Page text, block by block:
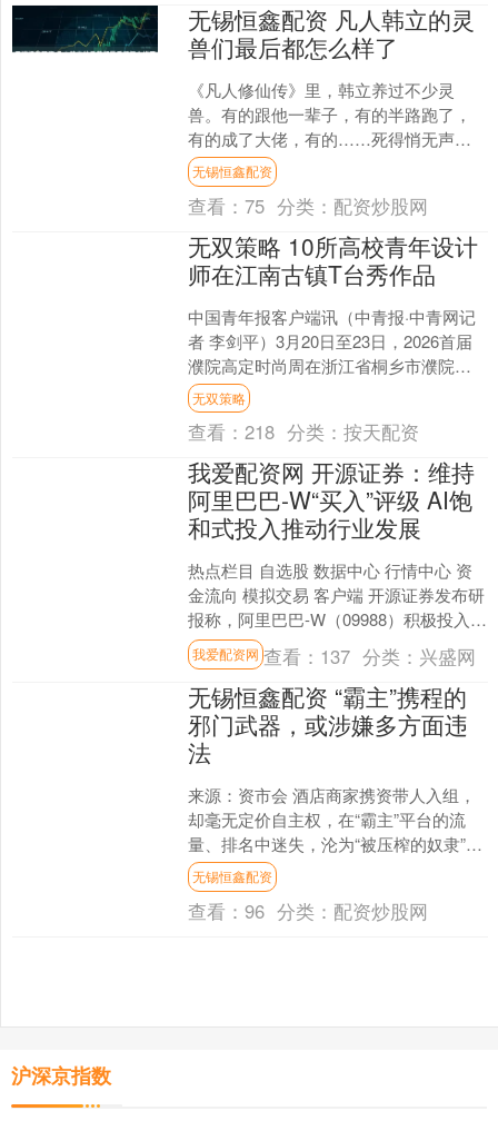
无锡恒鑫配资 凡人韩立的灵
兽们最后都怎么样了
《凡人修仙传》里，韩立养过不少灵
兽。有的跟他一辈子，有的半路跑了，
有的成了大佬，有的……死得悄无声
息。今天就来盘点一下，这些灵兽的最
终结局。 云翅鸟：第一个跑路....
无锡恒鑫配资
查看：75 分类： 配资炒股网
无双策略 10所高校青年设计
师在江南古镇T台秀作品
中国青年报客户端讯（中青报·中青网记
者 李剑平）3月20日至23日，2026首届
濮院高定时尚周在浙江省桐乡市濮院时
尚古镇举行。10所高校、32位青年设计
师、百名....
无双策略
查看：218 分类：按天配资
我爱配资网 开源证券：维持
阿里巴巴-W“买入”评级 AI饱
和式投入推动行业发展
热点栏目 自选股 数据中心 行情中心 资
金流向 模拟交易 客户端 开源证券发布研
报称，阿里巴巴-W（09988）积极投入AI
基础设施建设并计划追加更多投入有望
驱....
我爱配资网 查看： 137 分类： 兴盛网
无锡恒鑫配资 “霸主”携程的
邪门武器，或涉嫌多方面违
法
来源：资市会 酒店商家携资带人入组，
却毫无定价自主权，在“霸主”平台的流
量、排名中迷失，沦为“被压榨的奴隶”。
作者 | 资市分子 天下酒店苦携程久矣。 9
月1....
无锡恒鑫配资
查看：96 分类： 配资炒股网
沪深京指数